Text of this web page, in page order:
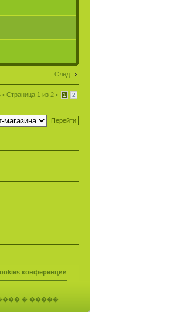
След.
• Страница 1 из 2 • 1 2
конференции